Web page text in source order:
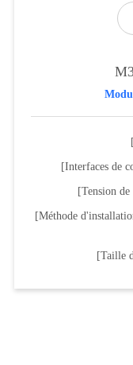
[Interfaces de
[Tension
[Méthode
[Taille